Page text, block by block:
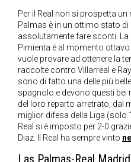
Per il Real non si prospetta
Palmas è in un ottimo stato
assolutamente fare sconti.
Pimienta è al momento
vuole provare ad ottenere la
raccolte contro Villarreal e
sono di fatto una delle più
spagnolo e devono questi
del loro reparto arretrato, dal
miglior difesa della Liga (solo
Real si è imposto per 2-0
Diaz. Il Real ha sempre vinto